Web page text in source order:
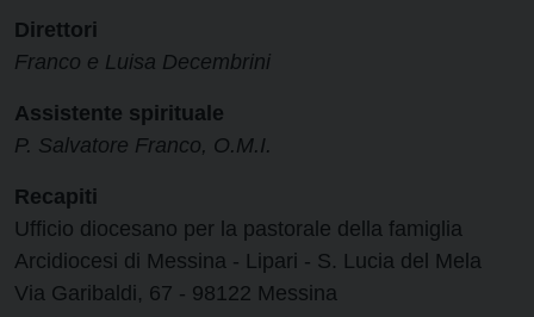
Direttori
Franco e Luisa Decembrini
Assistente spirituale
P. Salvatore Franco, O.M.I.
Recapiti
Ufficio diocesano per la pastorale della famiglia
Arcidiocesi di Messina - Lipari - S. Lucia del Mela
Via Garibaldi, 67 - 98122 Messina